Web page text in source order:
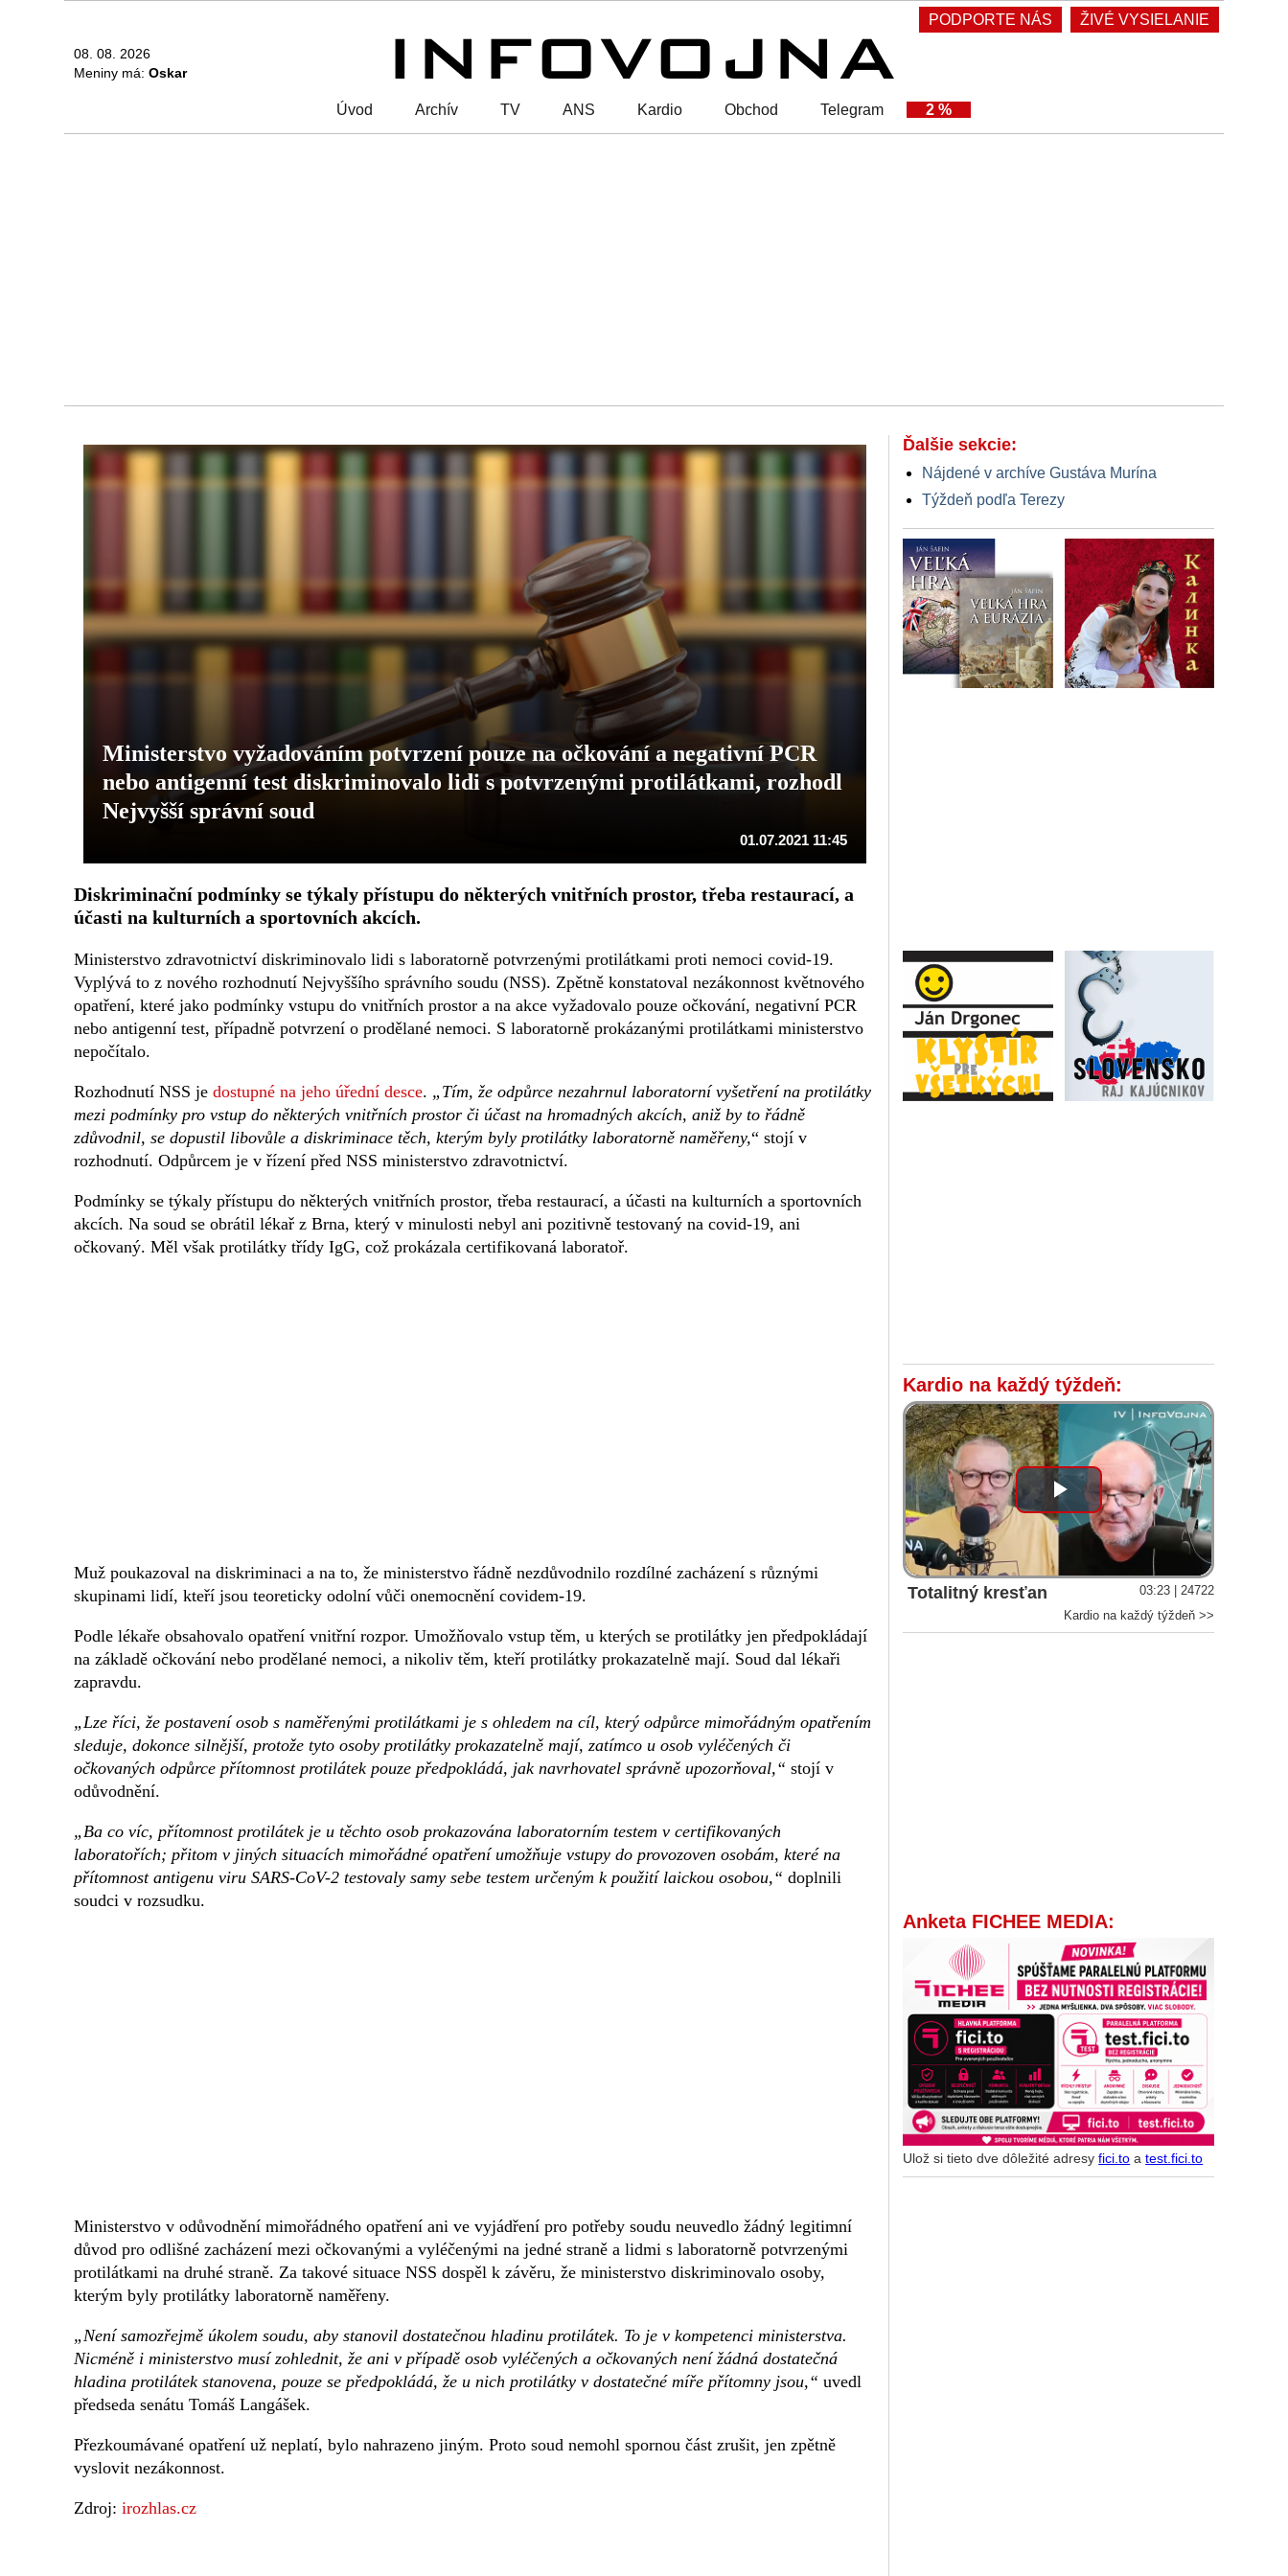
PODPORTE NÁS ŽIVÉ VYSIELANIE
08. 08. 2026
Meniny má: Oskar
Úvod Archív TV ANS Kardio Obchod Telegram 2 %
Ministerstvo vyžadováním potvrzení pouze na očkování a negativní PCR
nebo antigenní test diskriminovalo lidi s potvrzenými protilátkami, rozhodl
Nejvyšší správní soud
01.07.2021 11:45
Diskriminační podmínky se týkaly přístupu do některých vnitřních prostor, třeba restaurací, a
účasti na kulturních a sportovních akcích.
Ministerstvo zdravotnictví diskriminovalo lidi s laboratorně potvrzenými protilátkami proti nemoci covid-19.
Vyplývá to z nového rozhodnutí Nejvyššího správního soudu (NSS). Zpětně konstatoval nezákonnost květnového
opatření, které jako podmínky vstupu do vnitřních prostor a na akce vyžadovalo pouze očkování, negativní PCR
nebo antigenní test, případně potvrzení o prodělané nemoci. S laboratorně prokázanými protilátkami ministerstvo
nepočítalo.
Rozhodnutí NSS je dostupné na jeho úřední desce. „Tím, že odpůrce nezahrnul laboratorní vyšetření na protilátky
mezi podmínky pro vstup do některých vnitřních prostor či účast na hromadných akcích, aniž by to řádně
zdůvodnil, se dopustil libovůle a diskriminace těch, kterým byly protilátky laboratorně naměřeny,“ stojí v
rozhodnutí. Odpůrcem je v řízení před NSS ministerstvo zdravotnictví.
Podmínky se týkaly přístupu do některých vnitřních prostor, třeba restaurací, a účasti na kulturních a sportovních
akcích. Na soud se obrátil lékař z Brna, který v minulosti nebyl ani pozitivně testovaný na covid-19, ani
očkovaný. Měl však protilátky třídy IgG, což prokázala certifikovaná laboratoř.
Muž poukazoval na diskriminaci a na to, že ministerstvo řádně nezdůvodnilo rozdílné zacházení s různými
skupinami lidí, kteří jsou teoreticky odolní vůči onemocnění covidem-19.
Podle lékaře obsahovalo opatření vnitřní rozpor. Umožňovalo vstup těm, u kterých se protilátky jen předpokládají
na základě očkování nebo prodělané nemoci, a nikoliv těm, kteří protilátky prokazatelně mají. Soud dal lékaři
zapravdu.
„Lze říci, že postavení osob s naměřenými protilátkami je s ohledem na cíl, který odpůrce mimořádným opatřením
sleduje, dokonce silnější, protože tyto osoby protilátky prokazatelně mají, zatímco u osob vyléčených či
očkovaných odpůrce přítomnost protilátek pouze předpokládá, jak navrhovatel správně upozorňoval,“ stojí v
odůvodnění.
„Ba co víc, přítomnost protilátek je u těchto osob prokazována laboratorním testem v certifikovaných
laboratořích; přitom v jiných situacích mimořádné opatření umožňuje vstupy do provozoven osobám, které na
přítomnost antigenu viru SARS-CoV-2 testovaly samy sebe testem určeným k použití laickou osobou,“ doplnili
soudci v rozsudku.
Ministerstvo v odůvodnění mimořádného opatření ani ve vyjádření pro potřeby soudu neuvedlo žádný legitimní
důvod pro odlišné zacházení mezi očkovanými a vyléčenými na jedné straně a lidmi s laboratorně potvrzenými
protilátkami na druhé straně. Za takové situace NSS dospěl k závěru, že ministerstvo diskriminovalo osoby,
kterým byly protilátky laboratorně naměřeny.
„Není samozřejmě úkolem soudu, aby stanovil dostatečnou hladinu protilátek. To je v kompetenci ministerstva.
Nicméně i ministerstvo musí zohlednit, že ani v případě osob vyléčených a očkovaných není žádná dostatečná
hladina protilátek stanovena, pouze se předpokládá, že u nich protilátky v dostatečné míře přítomny jsou,“ uvedl
předseda senátu Tomáš Langášek.
Přezkoumávané opatření už neplatí, bylo nahrazeno jiným. Proto soud nemohl spornou část zrušit, jen zpětně
vyslovit nezákonnost.
Zdroj: irozhlas.cz
Ďalšie sekcie:
Nájdené v archíve Gustáva Murína
Týždeň podľa Terezy
Kardio na každý týždeň:
Play
Video
Totalitný kresťan
03:23 | 24722
Kardio na každý týždeň >>
Anketa FICHEE MEDIA:
Ulož si tieto dve dôležité adresyfici.to atest.fici.to